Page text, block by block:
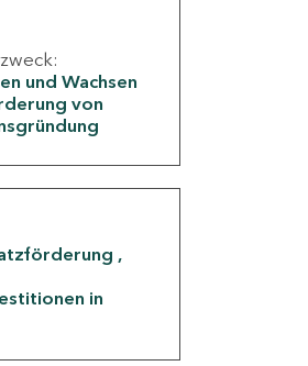
und Wachsen
von
in